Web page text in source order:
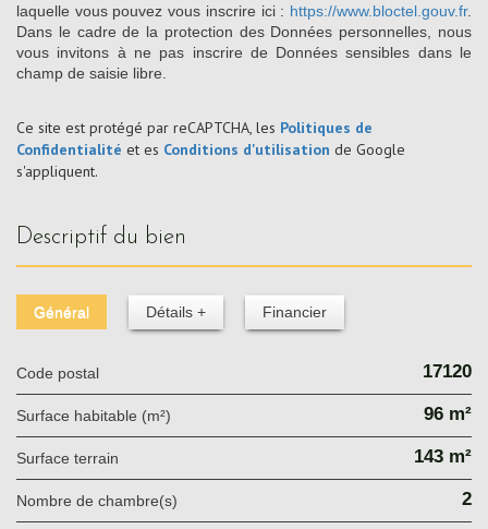
laquelle vous pouvez vous inscrire ici : https://www.bloctel.gouv.fr.
Dans le cadre de la protection des Données personnelles, nous
vous invitons à ne pas inscrire de Données sensibles dans le
champ de saisie libre.
Ce site est protégé par reCAPTCHA, les Politiques de
Confidentialité et es Conditions d'utilisation de Google
s'appliquent.
descriptif du bien
Général Détails + Financier
Code postal 17120
Surface habitable (m²) 96 m²
surface terrain 143 m²
Nombre de chambre(s) 2